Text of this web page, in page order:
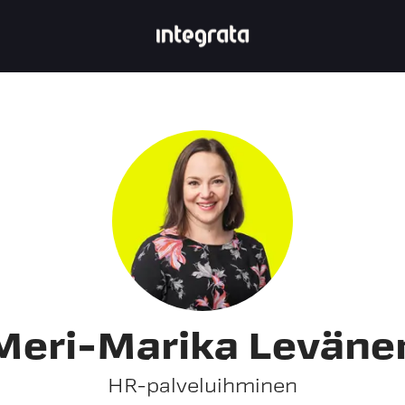
Marika
HR-palveluihminen